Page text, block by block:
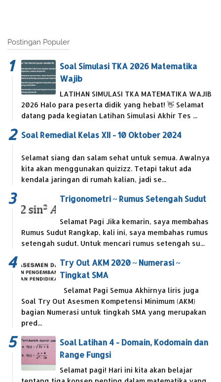
Postingan Populer
Soal Simulasi TKA 2026 Matematika
Wajib
LATIHAN SIMULASI TKA MATEMATIKA WAJIB
2026 Halo para peserta didik yang hebat! 👋 Selamat
datang pada kegiatan Latihan Simulasi Akhir Tes ...
Soal Remedial Kelas XII - 10 Oktober 2024
Selamat siang dan salam sehat untuk semua. Awalnya
kita akan menggunakan quizizz. Tetapi takut ada
kendala jaringan di rumah kalian, jadi se...
Trigonometri ~ Rumus Setengah Sudut
Selamat Pagi Jika kemarin, saya membahas
Rumus Sudut Rangkap, kali ini, saya membahas rumus
setengah sudut. Untuk mencari rumus setengah su...
Try Out AKM 2020 ~ Numerasi ~
Tingkat SMA
Selamat Pagi Semua Akhirnya liris juga
Soal Try Out Asesmen Kompetensi Minimum (AKM)
bagian Numerasi untuk tingkah SMA yang merupakan
pred...
Soal Latihan 4 - Domain, Kodomain dan
Range Fungsi
Selamat pagi! Hari ini kita akan belajar